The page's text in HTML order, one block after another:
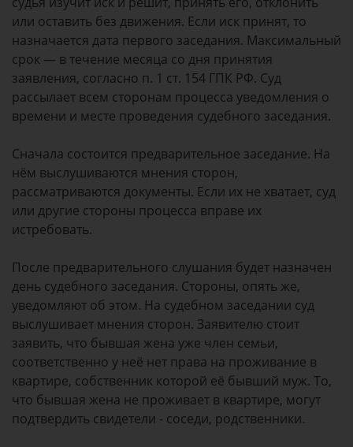
или оставить без движения. Если иск принят, то
назначается дата первого заседания. Максимальный
срок — в течение месяца со дня принятия
заявления, согласно п. 1 ст. 154 ГПК РФ. Суд
рассылает всем сторонам процесса уведомления о
времени и месте проведения судебного заседания.
Сначала состоится предварительное заседание. На
нём выслушиваются мнения сторон,
рассматриваются документы. Если их не хватает, суд
или другие стороны процесса вправе их
истребовать.
После предварительного слушания будет назначен
день судебного заседания. Стороны, опять же,
уведомляют об этом. На судебном заседании суд
выслушивает мнения сторон. Заявителю стоит
заявить, что бывшая жена уже член семьи,
соответственно у неё нет права на проживание в
квартире, собственник которой её бывший муж. То,
что бывшая жена не проживает в квартире, могут
подтвердить свидетели - соседи, родственники.